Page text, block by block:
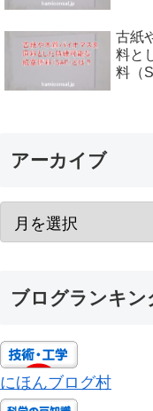
古紙
料と
料（
アーカイブ
ブログランキン
にほんブログ村